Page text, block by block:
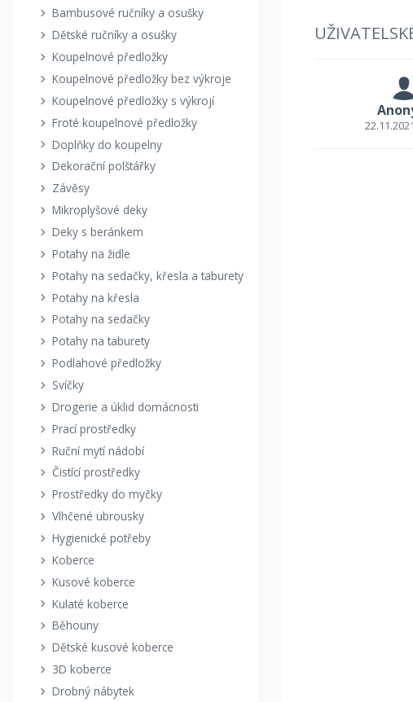
Bambusové ručníky a osušky
Dětské ručníky a osušky
Koupelnové předložky
Koupelnové předložky bez výkroje
Koupelnové předložky s výkrojí
Froté koupelnové předložky
Doplňky do koupelny
Dekorační polštářky
Závěsy
Mikroplyšové deky
Deky s beránkem
Potahy na židle
Potahy na sedačky, křesla a taburety
Potahy na křesla
Potahy na sedačky
Potahy na taburety
Podlahové předložky
Svíčky
Drogerie a úklid domácnosti
Prací prostředky
Ruční mytí nádobí
Čistící prostředky
Prostředky do myčky
Vlhčené ubrousky
Hygienické potřeby
Koberce
Kusové koberce
Kulaté koberce
Běhouny
Dětské kusové koberce
3D koberce
Drobný nábytek